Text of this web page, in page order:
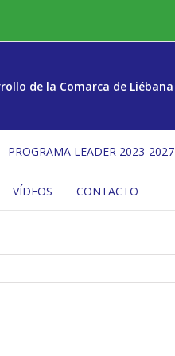
de la Comarca de Liébana
PROGRAMA LEADER 2023-2027
VÍDEOS CONTACTO